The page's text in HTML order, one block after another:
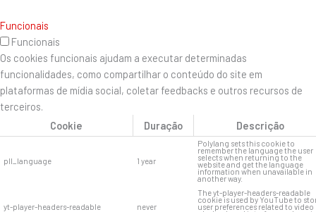
Funcionais
Funcionais
Os cookies funcionais ajudam a executar determinadas
funcionalidades, como compartilhar o conteúdo do site em
plataformas de mídia social, coletar feedbacks e outros recursos de
terceiros.
Cookie
Duração Descrição
pll_language 1 year
Polylang sets this cookie to
remember the language the user
selects when returning to the
website and get the language
information when unavailable in
another way.
yt-player-headers-readable never
The yt-player-headers-readable
cookie is used by YouTube to
user preferences related to video